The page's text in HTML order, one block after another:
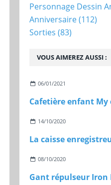
VOUS AIMEREZ AUSSI :
06/01/2021
14/10/2020
08/10/2020
Gant répulseur Iron
Personnage Dessin
Anniversaire(112)
Sorties (83)